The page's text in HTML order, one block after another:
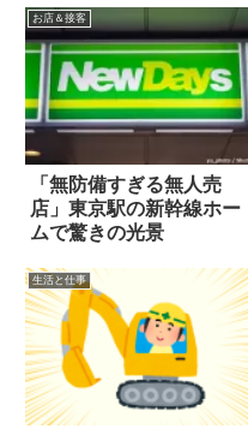
お店＆接客
「無防備すぎる無人売
店」東京駅の新幹線ホー
ムで驚きの光景
生活と仕事